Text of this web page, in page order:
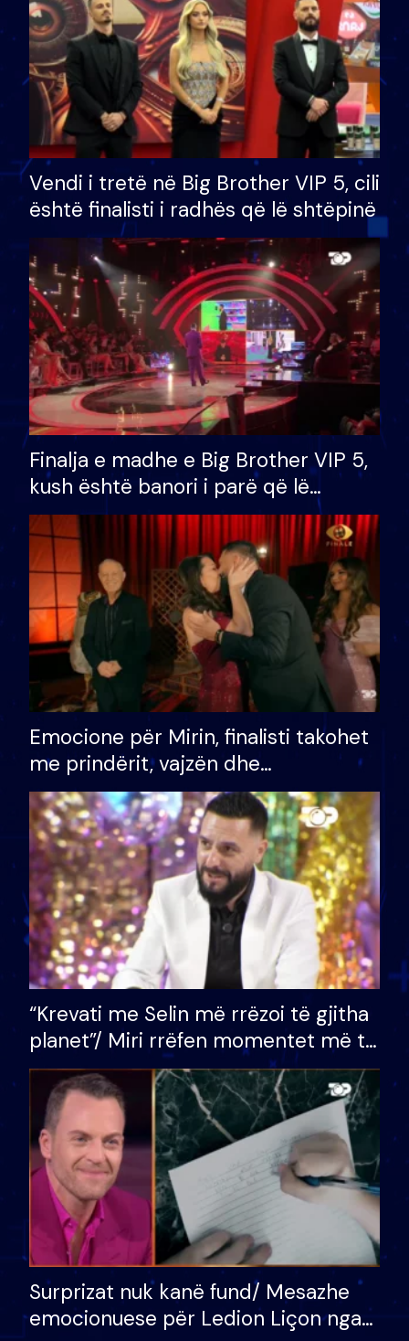
Vendi i tretë në Big Brother VIP 5, cili
është finalisti i radhës që lë shtëpinë
Finalja e madhe e Big Brother VIP 5,
kush është banori i parë që lë
shtëpinë dhe humb mundësinë për
të fituar çmimin e madh
Emocione për Mirin, finalisti takohet
me prindërit, vajzën dhe
bashkëshorten: S’kemi ndonjë letër
divorci apo jo?
“Krevati me Selin më rrëzoi të gjitha
planet”/ Miri rrëfen momentet më të
bukura në shtëpinë e BB VIP: Do më
mungojë zilja e mëngjesit kur…
Surprizat nuk kanë fund/ Mesazhe
emocionuese për Ledion Liçon nga